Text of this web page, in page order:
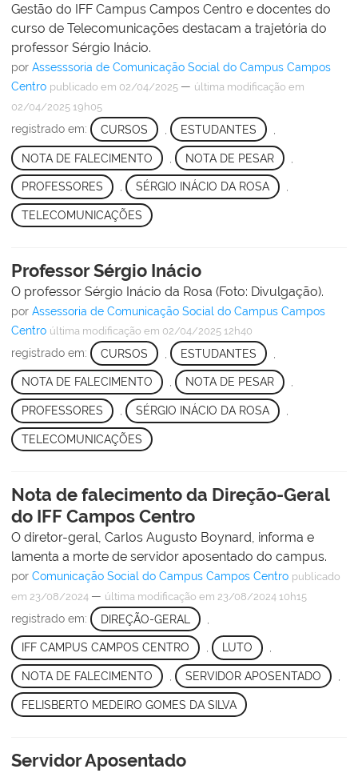
Gestão do IFF Campus Campos Centro e docentes do
curso de Telecomunicações destacam a trajetória do
professor Sérgio Inácio.
por Assesssoria de Comunicação Social do Campus Campos
Centro publicado em 02/04/2025 — última modificação em
02/04/2025 19h05
registrado em: CURSOS ESTUDANTES
NOTA DE FALECIMENTO NOTA DE PESAR
PROFESSORES , SÉRGIO INÁCIO DA ROSA ,
TELECOMUNICAÇÕES
Professor Sérgio Inácio
O professor Sérgio Inácio da Rosa (Foto: Divulgação).
por Assessoria de Comunicação Social do Campus Campos
Centro última modificação em 02/04/2025 12h40
registrado em: CURSOS ESTUDANTES
NOTA DE FALECIMENTO , NOTA DE PESAR ,
PROFESSORES SÉRGIO INÁCIO DA ROSA
TELECOMUNICAÇÕES
Nota de falecimento da Direção-Geral
do IFF Campos Centro
O diretor-geral, Carlos Augusto Boynard, informa e
lamenta a morte de servidor aposentado do campus.
por Comunicação Social do Campus Campos Centro publicado
em 23/08/2024 — última modificação em 23/08/2024 10h15
registrado em: DIREÇÃO-GERAL
IFF CAMPUS CAMPOS CENTRO , LUTO ,
NOTA DE FALECIMENTO SERVIDOR APOSENTADO
FELISBERTO MEDEIRO GOMES DA SILVA
Servidor Aposentado